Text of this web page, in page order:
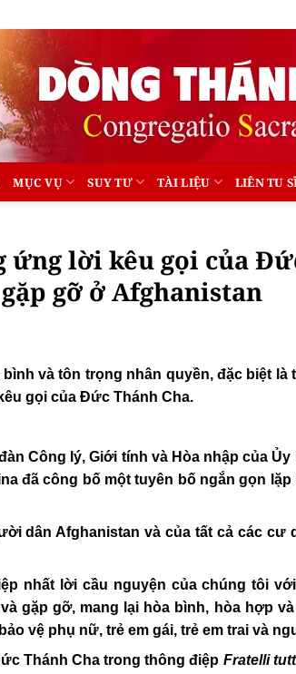
MỤC VỤ SUY TƯ TÀI LIỆU LIÊN TU
ứng lời kêu gọi của
gỡ ở Afghanistan
và tôn trọng nhân quyền, đặc biệt là
gọi của Đức Thánh Cha.
Công lý, Giới tính và Hòa nhập của Ủy
đã công bố một tuyên bố ngắn gọn
dân Afghanistan và của tất cả các cư
nhất lời cầu nguyện của chúng tôi
gặp gỡ, mang lại hòa bình, hòa hợp
vệ phụ nữ, trẻ em gái, trẻ em trai và
Thánh Cha trong thông điệp Fratelli